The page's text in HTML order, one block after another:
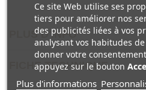
PLUS D'INFO
FICHE TECHNIQUE
Ce site Web utilise ses
tiers pour améliorer nos
des publicités liées à vos
analysant vos habitudes
donner votre
appuyez sur le bouton
Plus d'informations